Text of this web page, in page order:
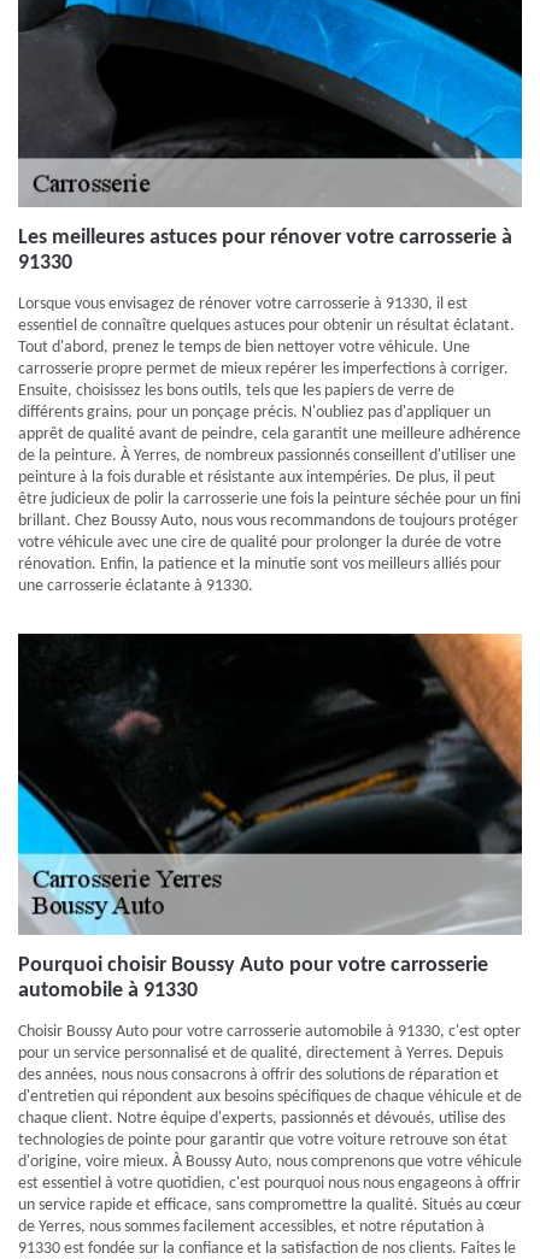
Les meilleures astuces pour rénover votre carrosserie à
91330
Lorsque vous envisagez de rénover votre carrosserie à 91330, il est
essentiel de connaître quelques astuces pour obtenir un résultat éclatant.
Tout d'abord, prenez le temps de bien nettoyer votre véhicule. Une
carrosserie propre permet de mieux repérer les imperfections à corriger.
Ensuite, choisissez les bons outils, tels que les papiers de verre de
différents grains, pour un ponçage précis. N'oubliez pas d'appliquer un
apprêt de qualité avant de peindre, cela garantit une meilleure adhérence
de la peinture. À Yerres, de nombreux passionnés conseillent d'utiliser une
peinture à la fois durable et résistante aux intempéries. De plus, il peut
être judicieux de polir la carrosserie une fois la peinture séchée pour un fini
brillant. Chez Boussy Auto, nous vous recommandons de toujours protéger
votre véhicule avec une cire de qualité pour prolonger la durée de votre
rénovation. Enfin, la patience et la minutie sont vos meilleurs alliés pour
une carrosserie éclatante à 91330.
Pourquoi choisir Boussy Auto pour votre carrosserie
automobile à 91330
Choisir Boussy Auto pour votre carrosserie automobile à 91330, c'est opter
pour un service personnalisé et de qualité, directement à Yerres. Depuis
des années, nous nous consacrons à offrir des solutions de réparation et
d'entretien qui répondent aux besoins spécifiques de chaque véhicule et de
chaque client. Notre équipe d'experts, passionnés et dévoués, utilise des
technologies de pointe pour garantir que votre voiture retrouve son état
d'origine, voire mieux. À Boussy Auto, nous comprenons que votre véhicule
est essentiel à votre quotidien, c'est pourquoi nous nous engageons à offrir
un service rapide et efficace, sans compromettre la qualité. Situés au cœur
de Yerres, nous sommes facilement accessibles, et notre réputation à
91330 est fondée sur la confiance et la satisfaction de nos clients. Faites le